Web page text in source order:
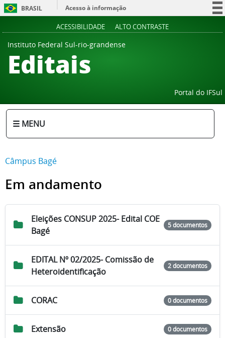
BRASIL
Acesso à informação
ACESSIBILIDADE ALTO CONTRASTE
Instituto Federal Sul-rio-grandense
Editais
Portal do IFSul
☰ MENU
Câmpus Bagé
Em andamento
Eleições CONSUP 2025- Edital COE
Bagé
5 documentos
EDITAL Nº 02/2025- Comissão de
Heteroidentificação
2 documentos
CORAC 0 documentos
Extensão 0 documentos